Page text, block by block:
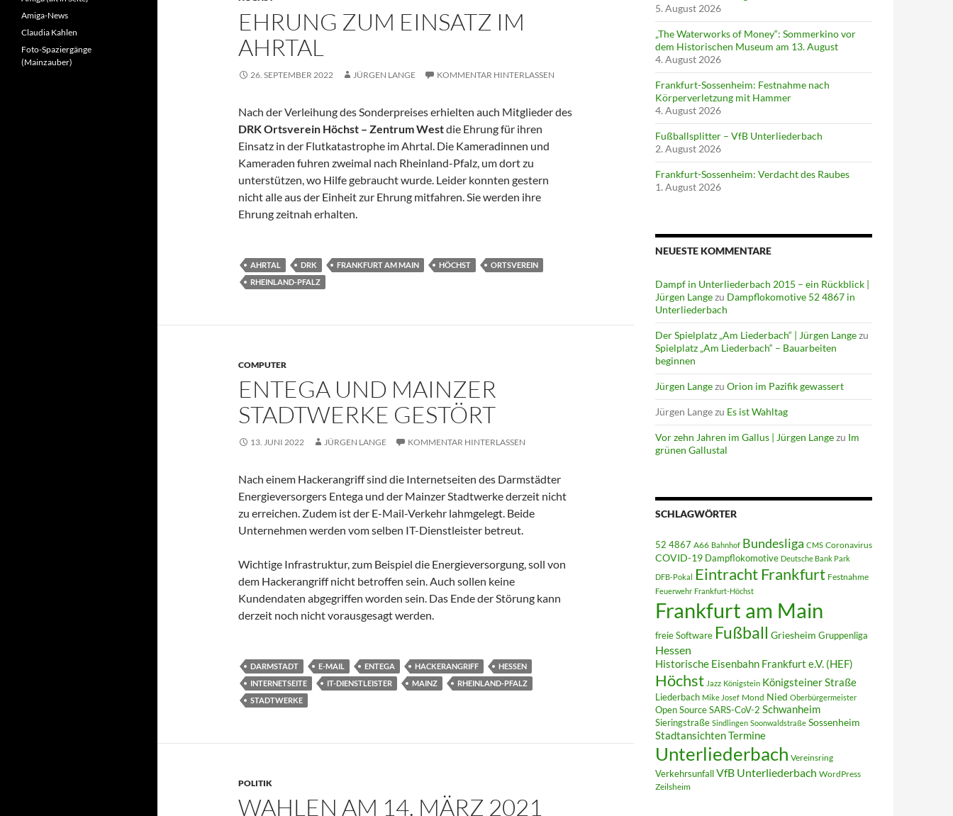
EHRUNG ZUM EINSATZ IM
AHRTAL
26. SEPTEMBER 2022 JÜRGEN LANGE KOMMENTAR HINTERLASSEN
Nach der Verleihung des Sonderpreises erhielten auch Mitglieder des
DRK Ortsverein Höchst – Zentrum Westdie Ehrung für ihren
Einsatz in der Flutkatastrophe im Ahrtal. Die Kameradinnen und
Kameraden fuhren zweimal nach Rheinland-Pfalz, um dort zu
unterstützen, wo Hilfe gebraucht wurde. Leider konnten gestern
nicht alle aus der Einheit zur Ehrung mitfahren. Sie werden ihre
Ehrung zeitnah erhalten.
AHRTAL DRK FRANKFURT AM MAIN HÖCHST
ORTSVEREIN
RHEINLAND-PFALZ
COMPUTER
ENTEGA UND MAINZER
STADTWERKE GESTÖRT
13. JUNI 2022 JÜRGEN LANGE KOMMENTAR HINTERLASSEN
Nach einem Hackerangriff sind die Internetseiten des Darmstädter
Energieversorgers Entega und der Mainzer Stadtwerke derzeit nicht
zu erreichen. Zudem ist der E-Mail-Verkehr lahmgelegt. Beide
Unternehmen werden vom selben IT-Dienstleister betreut.
Wichtige Infrastruktur, zum Beispiel die Energieversorgung, soll von
dem Hackerangriff nicht betroffen sein. Auch sollen keine
Kundendaten abgegriffen worden sein. Das Ende der Störung kann
derzeit noch nicht vorausgesagt werden.
DARMSTADT E-MAIL ENTEGA HACKERANGRIFF
HESSEN
INTERNETSEITE
IT-DIENSTLEISTER MAINZ
RHEINLAND-PFALZ
STADTWERKE
POLITIK
WAHLEN AM 14. MÄRZ 2021
5. August 2026
„The Waterworks of Money“: Sommerkino vor
dem Historischen Museum am 13. August
4. August 2026
Frankfurt-Sossenheim: Festnahme nach
Körperverletzung mit Hammer
4. August 2026
Fußballsplitter – VfB Unterliederbach
2. August 2026
Frankfurt-Sossenheim: Verdacht des Raubes
1. August 2026
NEUESTE KOMMENTARE
Dampf in Unterliederbach 2015 – ein Rückblick |
Jürgen Langezu Dampflokomotive 52 4867 in
Unterliederbach
Der Spielplatz „Am Liederbach“ | Jürgen Langezu
Spielplatz „Am Liederbach“ – Bauarbeiten
beginnen
Jürgen Langezu Orion im Pazifik gewassert
Jürgen Langezu Es ist Wahltag
Vor zehn Jahren im Gallus | Jürgen Langezu Im
grünen Gallustal
SCHLAGWÖRTER
52 4867 A66 Bahnhof Bundesliga CMS Coronavirus
COVID-19 Dampflokomotive Deutsche Bank Park
DFB-Pokal Eintracht Frankfurt Festnahme
Feuerwehr Frankfurt-Höchst
Frankfurt am Main
freie Software Fußball Griesheim Gruppenliga
Hessen
Historische Eisenbahn Frankfurt e.V. (HEF)
Höchst Jazz Königstein Königsteiner Straße
Liederbach Mike Josef Mond Nied Oberbürgermeister
Open SourceSARS-CoV-2 Schwanheim
Sieringstraße Sindlingen Soonwaldstraße Sossenheim
StadtansichtenTermine
Unterliederbach Vereinsring
VerkehrsunfallVfB Unterliederbach WordPress
Zeilsheim
Amiga-News
Claudia Kahlen
Foto-Spaziergänge
(Mainzauber)